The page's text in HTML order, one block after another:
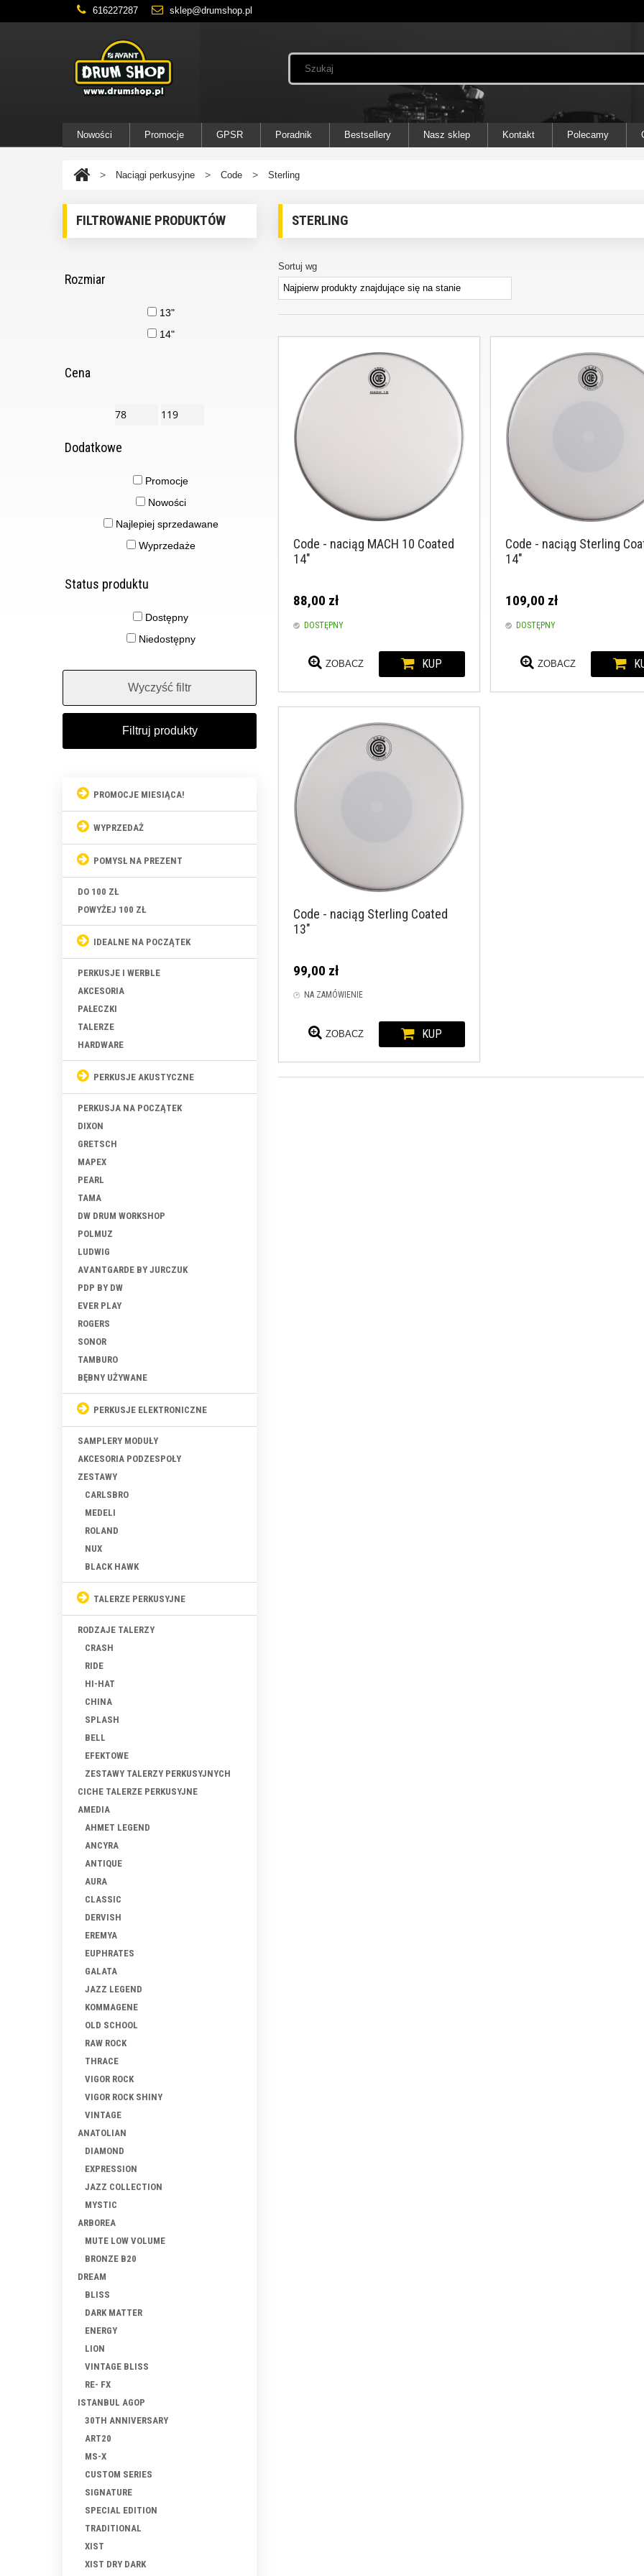
616227287 sklep@drumshop.pl
Nowości Promocje GPSR Poradnik Bestsellery Nasz sklep Kontakt Polecamy
> Naciągi perkusyjne > Code > Sterling
FILTROWANIE PRODUKTÓW
Rozmiar
13"
14"
Cena
Dodatkowe
Promocje
Nowości
Najlepiej sprzedawane
Wyprzedaże
Status produktu
Dostępny
Niedostępny
PROMOCJE MIESIĄCA!
WYPRZEDAŻ
POMYSŁ NA PREZENT
DO 100 ZŁ
POWYŻEJ 100 ZŁ
IDEALNE NA POCZĄTEK
PERKUSJE I WERBLE
AKCESORIA
PAŁECZKI
TALERZE
HARDWARE
PERKUSJE AKUSTYCZNE
PERKUSJA NA POCZĄTEK
DIXON
GRETSCH
MAPEX
PEARL
TAMA
DW DRUM WORKSHOP
POLMUZ
LUDWIG
AVANTGARDE BY JURCZUK
PDP BY DW
EVER PLAY
ROGERS
SONOR
TAMBURO
BĘBNY UŻYWANE
PERKUSJE ELEKTRONICZNE
SAMPLERY MODUŁY
AKCESORIA PODZESPOŁY
ZESTAWY
CARLSBRO
MEDELI
ROLAND
NUX
BLACK HAWK
TALERZE PERKUSYJNE
RODZAJE TALERZY
CRASH
RIDE
HI-HAT
CHINA
SPLASH
BELL
EFEKTOWE
ZESTAWY TALERZY PERKUSYJNYCH
CICHE TALERZE PERKUSYJNE
AMEDIA
AHMET LEGEND
ANCYRA
ANTIQUE
AURA
CLASSIC
DERVISH
EREMYA
EUPHRATES
GALATA
JAZZ LEGEND
KOMMAGENE
OLD SCHOOL
RAW ROCK
THRACE
VIGOR ROCK
VIGOR ROCK SHINY
VINTAGE
ANATOLIAN
DIAMOND
EXPRESSION
JAZZ COLLECTION
MYSTIC
ARBOREA
MUTE LOW VOLUME
BRONZE B20
DREAM
BLISS
DARK MATTER
ENERGY
LION
VINTAGE BLISS
RE- FX
ISTANBUL AGOP
30TH ANNIVERSARY
ART20
MS-X
CUSTOM SERIES
SIGNATURE
SPECIAL EDITION
TRADITIONAL
XIST
XIST DRY DARK
STERLING
Sortuj wg
Code - naciąg MACH 10 Coated
14"
88,00 zł
DOSTĘPNY
ZOBACZ KUP
Code - naciąg Sterling
14"
109,00 zł
DOSTĘPNY
ZOBACZ
Code - naciąg Sterling Coated
13"
99,00 zł
NA ZAMÓWIENIE
ZOBACZ KUP